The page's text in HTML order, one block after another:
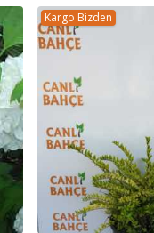
Kargo Bizden